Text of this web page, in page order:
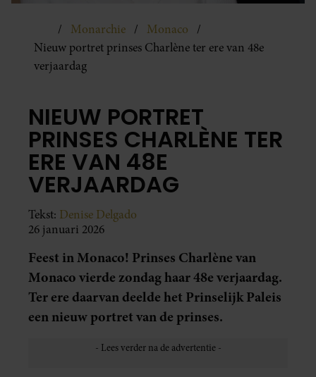
Monarchie
Monaco
Nieuw portret prinses Charlène ter ere van 48e
verjaardag
NIEUW PORTRET
PRINSES CHARLÈNE TER
ERE VAN 48E
VERJAARDAG
Tekst: Denise Delgado
26 januari 2026
Feest in Monaco! Prinses Charlène van
Monaco vierde zondag haar 48e verjaardag.
Ter ere daarvan deelde het Prinselijk Paleis
een nieuw portret van de prinses.